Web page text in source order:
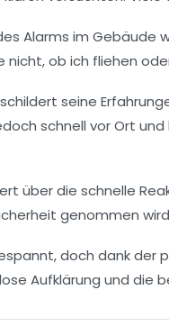
Alarms im Gebäude
nicht, ob ich fliehen
seine
schnell vor Ort
über die schnelle
genommen
doch dank der
Aufklärung und die